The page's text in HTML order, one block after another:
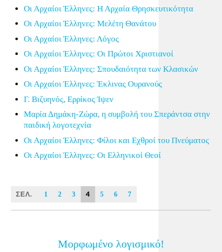
Οι Αρχαίοι Έλληνες: Η Αρχαία Θρησκευτικότητα
Οι Αρχαίοι Έλληνες: Μελέτη Θανάτου
Οι Αρχαίοι Έλληνες: Λόγος
Οι Αρχαίοι Έλληνες: Οι Πρώτοι Χριστιανοί
Οι Αρχαίοι Έλληνες: Σπουδαιότητα των Κλασικών
Οι Αρχαίοι Έλληνες: Έκλινας Ουρανούς
Γ. Βιζυηνός, Ερρίκος Ίψεν
Μαρία Δημάκη-Ζώρα, η συμβολή του Σπεράντσα στην
παιδική λογοτεχνία
Οι Αρχαίοι Έλληνες: Φίλοι και Εχθροί του Πνεύματος
Οι Αρχαίοι Έλληνες: Οι Ελληνικοί Θεοί
ΣΕΛ. 1 2 3 4 5 6 7
Μορφωμένο λογισμικό!